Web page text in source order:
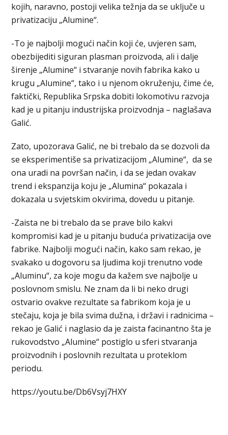
kojih, naravno, postoji velika težnja da se uključe u
privatizaciju „Alumine“.
-To je najbolji mogući način koji će, uvjeren sam,
obezbijediti siguran plasman proizvoda, ali i dalje
širenje „Alumine“ i stvaranje novih fabrika kako u
krugu „Alumine“, tako i u njenom okruženju, čime će,
faktički, Republika Srpska dobiti lokomotivu razvoja
kad je u pitanju industrijska proizvodnja – naglašava
Galić.
Zato, upozorava Galić, ne bi trebalo da se dozvoli da
se eksperimentiše sa privatizacijom „Alumine“, da se
ona uradi na površan način, i da se jedan ovakav
trend i ekspanzija koju je „Alumina“ pokazala i
dokazala u svjetskim okvirima, dovedu u pitanje.
-Zaista ne bi trebalo da se prave bilo kakvi
kompromisi kad je u pitanju buduća privatizacija ove
fabrike. Najbolji mogući način, kako sam rekao, je
svakako u dogovoru sa ljudima koji trenutno vode
„Aluminu“, za koje mogu da kažem sve najbolje u
poslovnom smislu. Ne znam da li bi neko drugi
ostvario ovakve rezultate sa fabrikom koja je u
stečaju, koja je bila svima dužna, i državi i radnicima –
rekao je Galić i naglasio da je zaista facinantno šta je
rukovodstvo „Alumine“ postiglo u sferi stvaranja
proizvodnih i poslovnih rezultata u proteklom
periodu.
https://youtu.be/Db6Vsyj7HXY